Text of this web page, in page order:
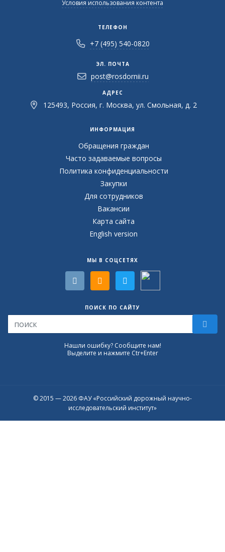
Условия использования контента
ТЕЛЕФОН
+7 (495) 540-0820
ЭЛ. ПОЧТА
post@rosdornii.ru
АДРЕС
125493, Россия, г. Москва, ул. Смольная, д. 2
ИНФОРМАЦИЯ
Обращения граждан
Часто задаваемые вопросы
Политика конфиденциальности
Закупки
Для сотрудников
Вакансии
Карта сайта
English version
МЫ В СОЦСЕТЯХ
ПОИСК ПО САЙТУ
Нашли ошибку? Сообщите нам!
Выделите и нажмите Ctr+Enter
© 2015 — 2026 ФАУ «Российский дорожный научно-
исследовательский институт»